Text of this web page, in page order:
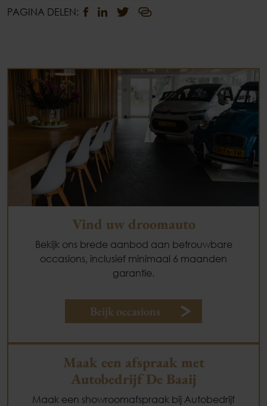
PAGINA DELEN:
Vind uw droomauto
Bekijk ons brede aanbod aan betrouwbare
occasions, inclusief minimaal 6 maanden
garantie.
Beijk occasions
Maak een afspraak met
Autobedrijf De Baaij
Maak een showroomafspraak bij Autobedrijf